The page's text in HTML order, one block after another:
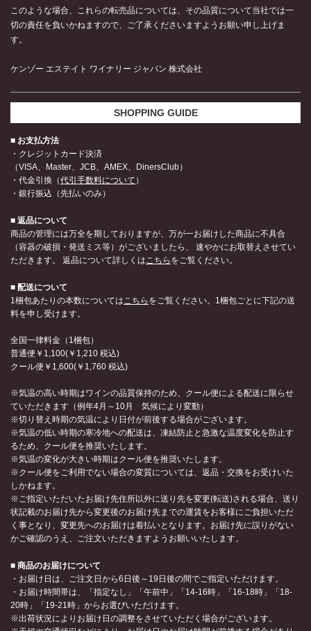
このような場合、これらの転売品については、その品質について当社では一
切の責任を負いかねますので、ご了承くださいますようお願い申し上げま
す。
ケンゾー エステイト ワイナリー ジャパン 株式会社
SHOPPING GUIDE
■ お支払方法
・クレジットカード決済
（VISA、Master、JCB、AMEX、DinersClub）
・代金引換（代引手数料について ）
・銀行振込（先払いのみ）
■ 返品について
商品の管理には万全を期しておりますが、万が一お届けした商品に不具合
（容器の破損・発送ミス等）がございましたら、 速やかにお取替えさせてい
ただきます。 返品について詳しくはこちら をご覧ください。
■ 配送について
1梱包あたりの本数についてはこちら をご覧ください。1梱包ごとに下記の送
料を申し受けます。
全国一律料金（1梱包）
普通便￥1,100(￥1,210 税込)
クール便￥1,600(￥1,760 税込)
※気温の高い時期はワインの品質保持のため、クール便による配送に限らせ
ていただきます（例年4月～10月 気候により変動）
※切り替え時期の気温により日付が前後する場合がございます。
※気温の低い時期の寒冷地への配送は、凍結防止と急激な温度変化を防止す
るため、クール便を推奨いたします。
※気温の変化が大きい時期はクール便を推奨いたします。
※クール便をご利用でない場合の変質については、返品・交換をお受けいた
しかねます。
※ご指定いただいたお届け先住所以外に送り先を変更(転送)される場合、送り
状記載のお届け先から変更後のお届け先までの運賃をお客様にご負担いただ
く事となり、変更先へのお届けは着払いとなります。お届け先に誤りがない
かご確認のうえ、ご注文いただきますようお願いいたします。
■ 商品のお届けについて
・お届け日は、ご注文日から6日後～19日後の間でご指定いただけます。
・お届け時間帯は、「指定なし」「午前中」「14-16時」「16-18時」「18-
20時」「19-21時」からお選びいただけます。
※出荷状況によりお届け日の調整をさせていただく場合がございます。